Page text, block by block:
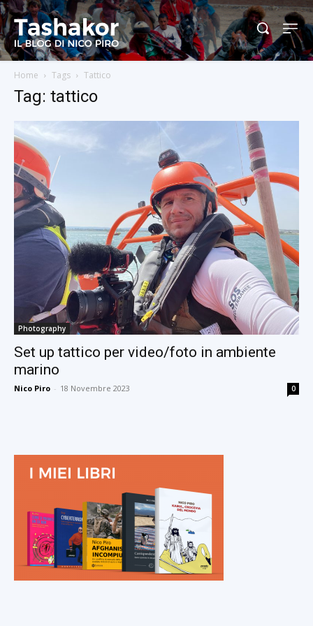
Home Tags Tattico
Tag: tattico
Photography
Set up tattico per video/foto in ambiente
marino
Nico Piro - 18 Novembre 2023 0